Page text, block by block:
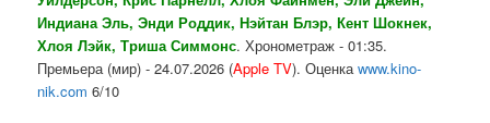
Индиана Эль, Энди Роддик, Нэйтан Блэр, Кент Шокнек,
Хлоя Лэйк, Триша Симмонс. Хронометраж - 01:35.
Премьера (мир) - 24.07.2026 (Apple TV). Оценкаwww.kino-
nik.com 6/10